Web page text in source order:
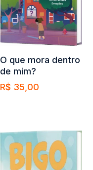
O que mora dentro
de mim?
R$ 35,00